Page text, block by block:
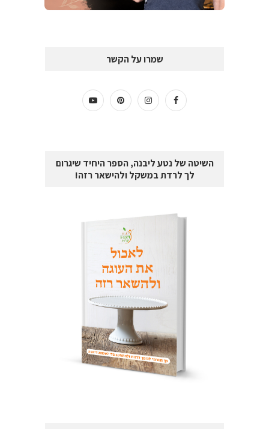
שמרו על הקשר
השיטה של נטע ליבנה, הספר היחיד שיגרום
לך לרדת במשקל ולהישאר רזה!